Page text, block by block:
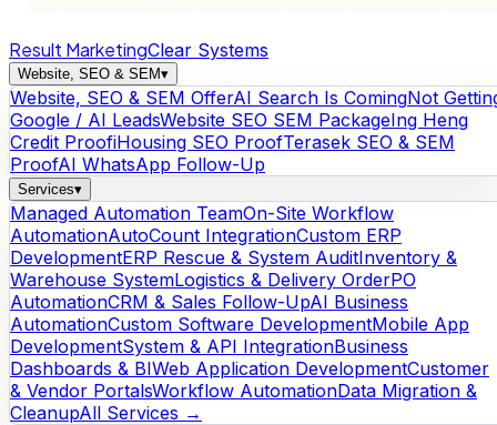
Result MarketingClear Systems
Website, SEO & SEM▾
Website, SEO & SEM OfferAI Search Is ComingNot
Google / AI LeadsWebsite SEO SEM PackageIng Heng
Credit ProofiHousing SEO ProofTerasek SEO & SEM
ProofAI WhatsApp Follow-Up
Services▾
Managed Automation TeamOn-Site Workflow
AutomationAutoCount IntegrationCustom ERP
DevelopmentERP Rescue & System AuditInventory &
Warehouse SystemLogistics & Delivery OrderPO
AutomationCRM & Sales Follow-UpAI Business
AutomationCustom Software DevelopmentMobile App
DevelopmentSystem & API IntegrationBusiness
Dashboards & BIWeb Application DevelopmentCustomer
& Vendor PortalsWorkflow AutomationData Migration &
CleanupAll Services →